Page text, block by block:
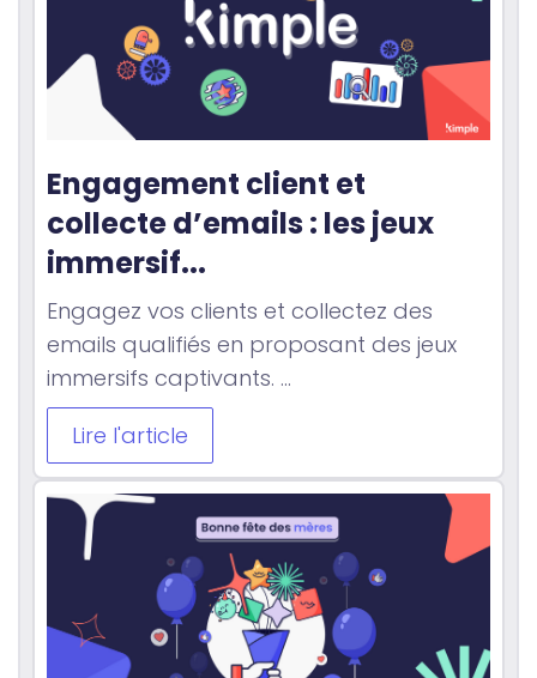
Engagement client et
collecte d’emails : les jeux
immersif...
Engagez vos clients et collectez des
emails qualifiés en proposant des jeux
immersifs captivants. ...
Lire l'article